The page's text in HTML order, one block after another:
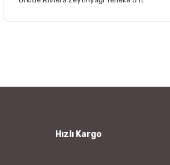
Ürün bilgilerinde hatalar bulunuyor.
Hızlı Kargo